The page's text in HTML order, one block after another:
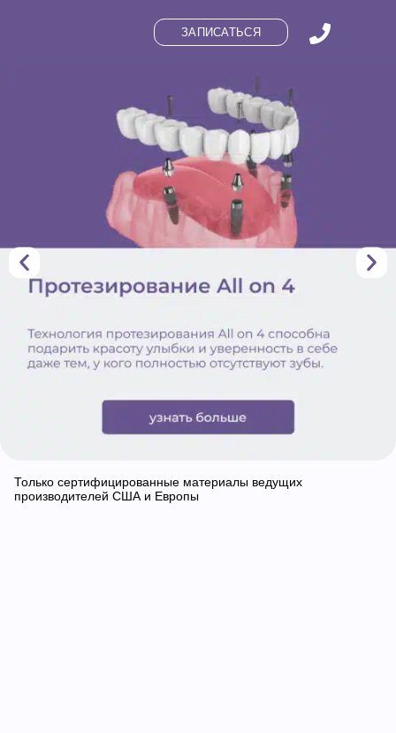
ЗАПИСАТЬСЯ
Только сертифицированные материалы ведущих
производителей США и Европы